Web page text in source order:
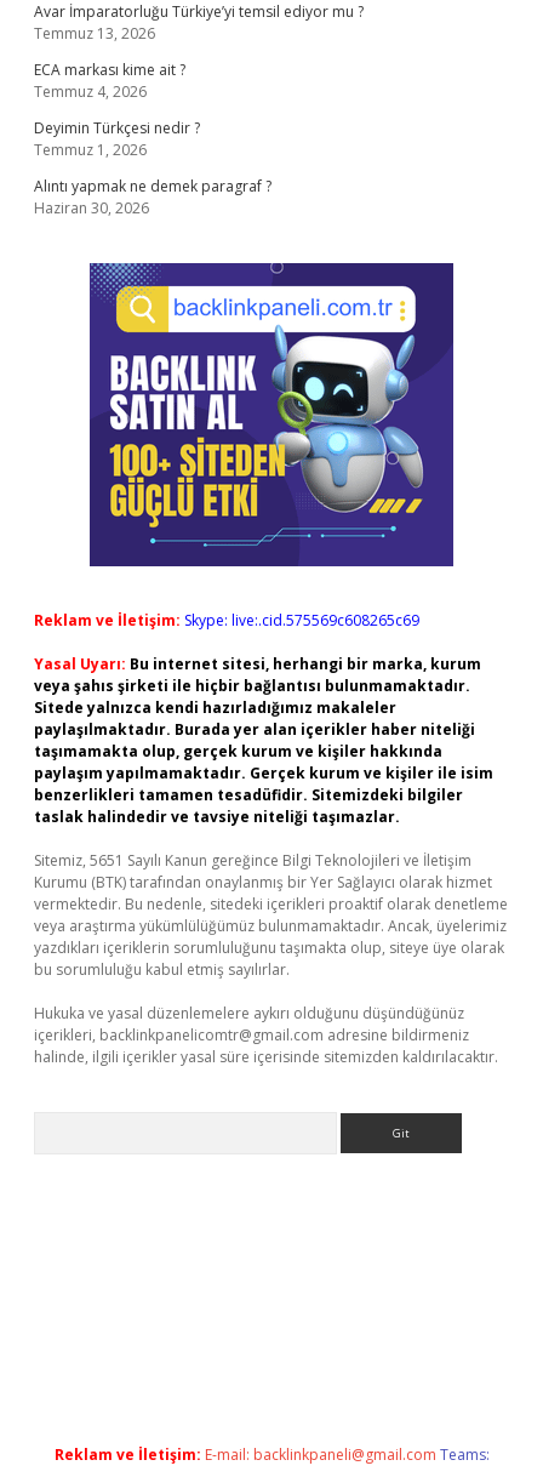
Avar İmparatorluğu Türkiye’yi temsil ediyor mu ?
Temmuz 13, 2026
ECA markası kime ait ?
Temmuz 4, 2026
Deyimin Türkçesi nedir ?
Temmuz 1, 2026
Alıntı yapmak ne demek paragraf ?
Haziran 30, 2026
Reklam ve İletişim: Skype: live:.cid.575569c608265c69
Yasal Uyarı: Bu internet sitesi, herhangi bir marka, kurum
veya şahıs şirketi ile hiçbir bağlantısı bulunmamaktadır.
Sitede yalnızca kendi hazırladığımız makaleler
paylaşılmaktadır. Burada yer alan içerikler haber niteliği
taşımamakta olup, gerçek kurum ve kişiler hakkında
paylaşım yapılmamaktadır. Gerçek kurum ve kişiler ile isim
benzerlikleri tamamen tesadüfidir. Sitemizdeki bilgiler
taslak halindedir ve tavsiye niteliği taşımazlar.
Sitemiz, 5651 Sayılı Kanun gereğince Bilgi Teknolojileri ve İletişim
Kurumu (BTK) tarafından onaylanmış bir Yer Sağlayıcı olarak hizmet
vermektedir. Bu nedenle, sitedeki içerikleri proaktif olarak denetleme
veya araştırma yükümlülüğümüz bulunmamaktadır. Ancak, üyelerimiz
yazdıkları içeriklerin sorumluluğunu taşımakta olup, siteye üye olarak
bu sorumluluğu kabul etmiş sayılırlar.
Hukuka ve yasal düzenlemelere aykırı olduğunu düşündüğünüz
içerikleri, backlinkpanelicomtr@gmail.com adresine bildirmeniz
halinde, ilgili içerikler yasal süre içerisinde sitemizden kaldırılacaktır.
Reklam ve İletişim: E-mail: backlinkpaneli@gmail.com Teams: